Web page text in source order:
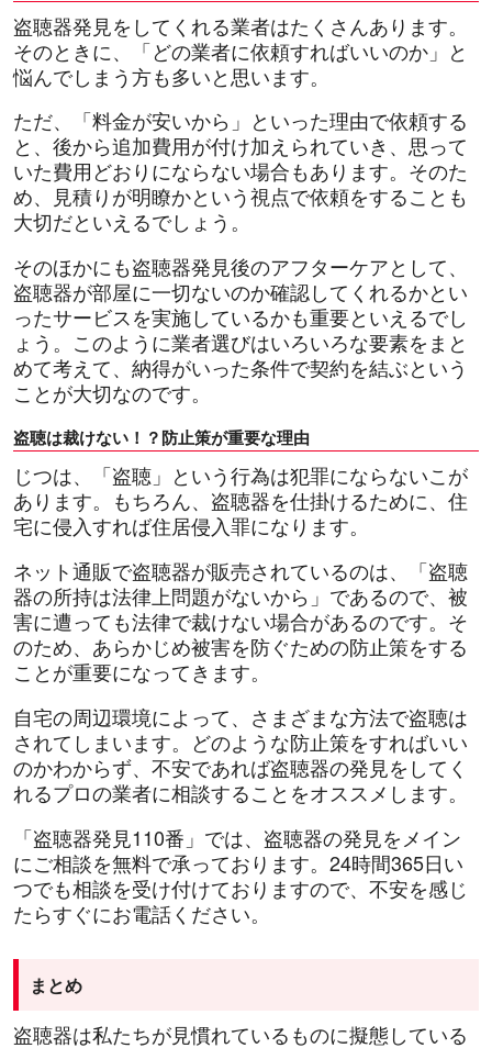
盗聴器発見をしてくれる業者はたくさんあります。
そのときに、「どの業者に依頼すればいいのか」と
悩んでしまう方も多いと思います。
ただ、「料金が安いから」といった理由で依頼する
と、後から追加費用が付け加えられていき、思って
いた費用どおりにならない場合もあります。そのた
め、見積りが明瞭かという視点で依頼をすることも
大切だといえるでしょう。
そのほかにも盗聴器発見後のアフターケアとして、
盗聴器が部屋に一切ないのか確認してくれるかとい
ったサービスを実施しているかも重要といえるでし
ょう。このように業者選びはいろいろな要素をまと
めて考えて、納得がいった条件で契約を結ぶという
ことが大切なのです。
盗聴は裁けない！？防止策が重要な理由
じつは、「盗聴」という行為は犯罪にならないこが
あります。もちろん、盗聴器を仕掛けるために、住
宅に侵入すれば住居侵入罪になります。
ネット通販で盗聴器が販売されているのは、「盗聴
器の所持は法律上問題がないから」であるので、被
害に遭っても法律で裁けない場合があるのです。そ
のため、あらかじめ被害を防ぐための防止策をする
ことが重要になってきます。
自宅の周辺環境によって、さまざまな方法で盗聴は
されてしまいます。どのような防止策をすればいい
のかわからず、不安であれば盗聴器の発見をしてく
れるプロの業者に相談することをオススメします。
「盗聴器発見110番」では、盗聴器の発見をメイン
にご相談を無料で承っております。24時間365日い
つでも相談を受け付けておりますので、不安を感じ
たらすぐにお電話ください。
まとめ
盗聴器は私たちが見慣れているものに擬態している